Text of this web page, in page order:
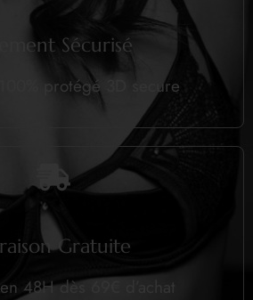
Sécurisé
protégé 3D secure
Gratuite
48H dès 69€ d’achat